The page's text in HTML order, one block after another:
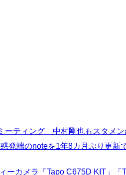
ーティング 中村剛也もスタメ
端のnoteを1年8カ月ぶり更
カメラ「Tapo C675D KIT」「